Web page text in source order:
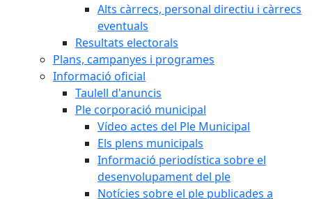
Alts càrrecs, personal directiu i càrrecs
eventuals
Resultats electorals
Plans, campanyes i programes
Informació oficial
Taulell d'anuncis
Ple corporació municipal
Vídeo actes del Ple Municipal
Els plens municipals
Informació periodística sobre el
desenvolupament del ple
Notícies sobre el ple publicades a